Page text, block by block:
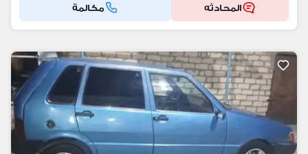
المحادثه مكالمة